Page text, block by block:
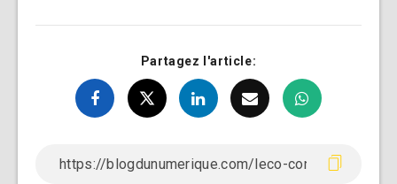
Partagez l'article: